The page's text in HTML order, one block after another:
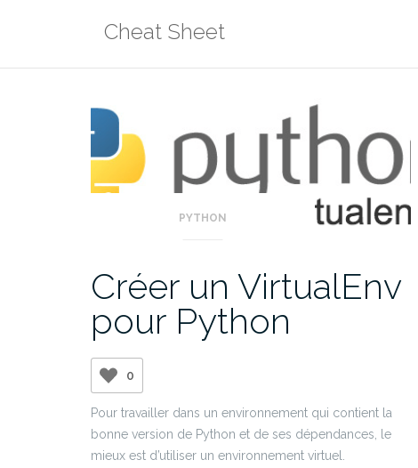
Cheat Sheet
PYTHON
Créer un VirtualEnv
pour Python
0
Pour travailler dans un environnement qui contient la
bonne version de Python et de ses dépendances, le
mieux est d’utiliser un environnement virtuel.